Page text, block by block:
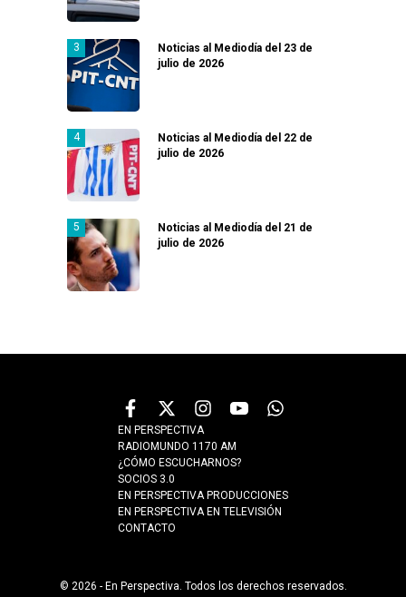
Noticias al Mediodía del 23 de
julio de 2026
Noticias al Mediodía del 22 de
julio de 2026
Noticias al Mediodía del 21 de
julio de 2026
EN PERSPECTIVA
RADIOMUNDO 1170 AM
¿CÓMO ESCUCHARNOS?
SOCIOS 3.0
EN PERSPECTIVA PRODUCCIONES
EN PERSPECTIVA EN TELEVISIÓN
CONTACTO
© 2026 - En Perspectiva. Todos los derechos reservados.